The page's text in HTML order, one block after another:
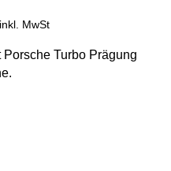
inkl. MwSt
Turbo Prägung